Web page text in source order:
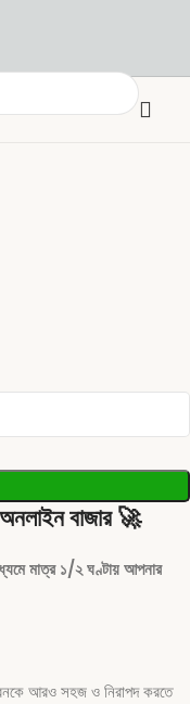
বাজার🚀
মাত্র ১/২ ঘণ্টায় আপনার
আরও সহজ ও নিরাপদ করতে